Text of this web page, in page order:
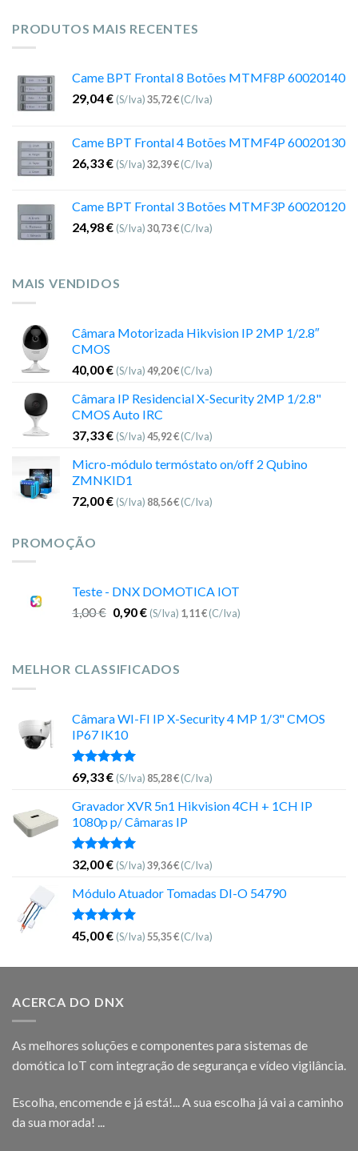
PRODUTOS MAIS RECENTES
Came BPT Frontal 8 Botões MTMF8P 60020140
29,04€ (S/Iva)35,72€(C/Iva)
Came BPT Frontal 4 Botões MTMF4P 60020130
26,33€ (S/Iva)32,39€(C/Iva)
Came BPT Frontal 3 Botões MTMF3P 60020120
24,98€ (S/Iva)30,73€(C/Iva)
MAIS VENDIDOS
Câmara Motorizada Hikvision IP 2MP 1/2.8″
CMOS
40,00€ (S/Iva)49,20€(C/Iva)
Câmara IP Residencial X-Security 2MP 1/2.8"
CMOS Auto IRC
37,33€ (S/Iva)45,92€(C/Iva)
Micro-módulo termóstato on/off 2 Qubino
ZMNKID1
72,00€ (S/Iva) 88,56€(C/Iva)
PROMOÇÃO
Teste - DNX DOMOTICA IOT
1,00€ 0,90€ (S/Iva) 1,11€(C/Iva)
MELHOR CLASSIFICADOS
Câmara WI-FI IP X-Security 4 MP 1/3" CMOS
IP67 IK10
Avaliação
5.00
de 5
69,33€ (S/Iva) 85,28€(C/Iva)
Gravador XVR 5n1 Hikvision 4CH + 1CH IP
1080p p/ Câmaras IP
Avaliação
5.00
de 5
32,00€ (S/Iva)39,36€(C/Iva)
Módulo Atuador Tomadas DI-O 54790
Avaliação
5.00
de 5
45,00€ (S/Iva)55,35€(C/Iva)
ACERCA DO DNX
As melhores soluções e componentes para sistemas de
domótica IoT com integração de segurança e vídeo vigilância.
Escolha, encomende e já está!... A sua escolha já vai a caminho
da sua morada! ...